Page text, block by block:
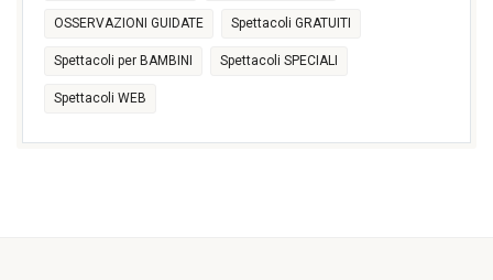
OSSERVAZIONI GUIDATE Spettacoli GRATUITI
Spettacoli per BAMBINI Spettacoli SPECIALI
Spettacoli WEB